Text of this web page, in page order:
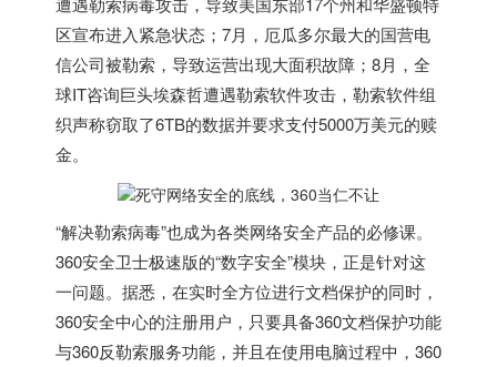
区宣布进入紧急状态；7月，厄瓜多尔最大的国营电
信公司被勒索，导致运营出现大面积故障；8月，全
球IT咨询巨头埃森哲遭遇勒索软件攻击，勒索软件组
织声称窃取了6TB的数据并要求支付5000万美元的赎
金。
“解决勒索病毒”也成为各类网络安全产品的必修课。
360安全卫士极速版的“数字安全”模块，正是针对这
一问题。据悉，在实时全方位进行文档保护的同时，
360安全中心的注册用户，只要具备360文档保护功能
与360反勒索服务功能，并且在使用电脑过程中，360